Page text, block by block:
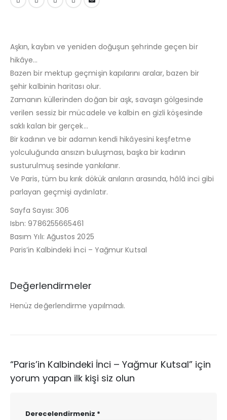
Aşkın, kaybın ve yeniden doğuşun şehrinde geçen bir
hikâye…
Bazen bir mektup geçmişin kapılarını aralar, bazen bir
şehir kalbinin haritası olur.
Zamanın küllerinden doğan bir aşk, savaşın gölgesinde
verilen sessiz bir mücadele ve kalbin en gizli köşesinde
saklı kalan bir gerçek…
Bir kadının ve bir adamın kendi hikâyesini keşfetme
yolculuğunda ansızın buluşması, başka bir kadının
susturulmuş sesinde yankılanır.
Ve Paris, tüm bu kırık dökük anıların arasında, hâlâ inci gibi
parlayan geçmişi aydınlatır.
Sayfa Sayısı: 306
Isbn: 9786255665461
Basım Yılı: Ağustos 2025
Paris’in Kalbindeki İnci – Yağmur Kutsal
Değerlendirmeler
Henüz değerlendirme yapılmadı.
“Paris’in Kalbindeki İnci – Yağmur Kutsal” için
yorum yapan ilk kişi siz olun
Derecelendirmeniz *